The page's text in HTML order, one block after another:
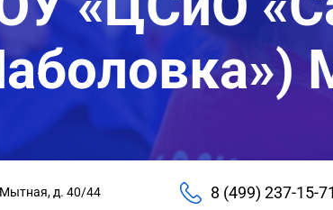
д. 40/44 8 (499) 237-15-71